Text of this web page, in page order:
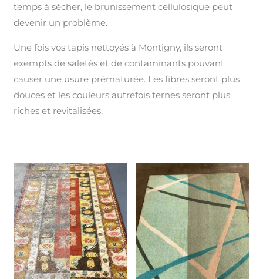
temps à sécher, le brunissement cellulosique peut
devenir un problème.
Une fois vos tapis nettoyés à Montigny, ils seront
exempts de saletés et de contaminants pouvant
causer une usure prématurée. Les fibres seront plus
douces et les couleurs autrefois ternes seront plus
riches et revitalisées.